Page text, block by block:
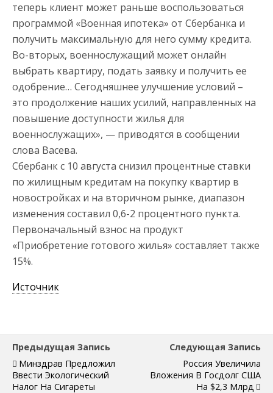
теперь клиент может раньше воспользоваться
программой «Военная ипотека» от Сбербанка и
получить максимальную для него сумму кредита.
Во-вторых, военнослужащий может онлайн
выбрать квартиру, подать заявку и получить ее
одобрение… Сегодняшнее улучшение условий –
это продолжение наших усилий, направленных на
повышение доступности жилья для
военнослужащих», — приводятся в сообщении
слова Васева.
Сбербанк с 10 августа снизил процентные ставки
по жилищным кредитам на покупку квартир в
новостройках и на вторичном рынке, диапазон
изменения составил 0,6-2 процентного пункта.
Первоначальный взнос на продукт
«Приобретение готового жилья» составляет также
15%.
Источник
Предыдущая Запись
Минздрав Предложил
Ввести Экологический
Налог На Сигареты
Следующая Запись
Россия Увеличила
Вложения В Госдолг США
На $2,3 Млрд